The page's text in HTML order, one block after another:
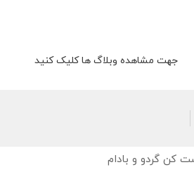
جهت مشاهده وبلاگ ها کلیک کنید
کن گردو و بادام